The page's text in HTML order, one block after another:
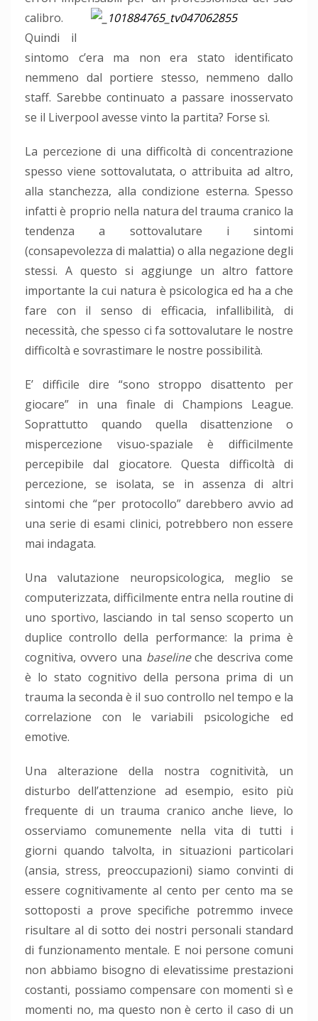
calibro.
Quindi il
sintomo c’era ma non era stato identificato
nemmeno dal portiere stesso, nemmeno dallo
staff. Sarebbe continuato a passare inosservato
se il Liverpool avesse vinto la partita? Forse sì.
La percezione di una difficoltà di concentrazione
spesso viene sottovalutata, o attribuita ad altro,
alla stanchezza, alla condizione esterna. Spesso
infatti è proprio nella natura del trauma cranico la
tendenza a sottovalutare i sintomi
(consapevolezza di malattia) o alla negazione degli
stessi. A questo si aggiunge un altro fattore
importante la cui natura è psicologica ed ha a che
fare con il senso di efficacia, infallibilità, di
necessità, che spesso ci fa sottovalutare le nostre
difficoltà e sovrastimare le nostre possibilità.
E’ difficile dire “sono stroppo disattento per
giocare” in una finale di Champions League.
Soprattutto quando quella disattenzione o
mispercezione visuo-spaziale è difficilmente
percepibile dal giocatore. Questa difficoltà di
percezione, se isolata, se in assenza di altri
sintomi che “per protocollo” darebbero avvio ad
una serie di esami clinici, potrebbero non essere
mai indagata.
Una valutazione neuropsicologica, meglio se
computerizzata, difficilmente entra nella routine di
uno sportivo, lasciando in tal senso scoperto un
duplice controllo della performance: la prima è
cognitiva, ovvero una baselineche descriva come
è lo stato cognitivo della persona prima di un
trauma la seconda è il suo controllo nel tempo e la
correlazione con le variabili psicologiche ed
emotive.
Una alterazione della nostra cognitività, un
disturbo dell’attenzione ad esempio, esito più
frequente di un trauma cranico anche lieve, lo
osserviamo comunemente nella vita di tutti i
giorni quando talvolta, in situazioni particolari
(ansia, stress, preoccupazioni) siamo convinti di
essere cognitivamente al cento per cento ma se
sottoposti a prove specifiche potremmo invece
risultare al di sotto dei nostri personali standard
di funzionamento mentale. E noi persone comuni
non abbiamo bisogno di elevatissime prestazioni
costanti, possiamo compensare con momenti sì e
momenti no, ma questo non è certo il caso di un